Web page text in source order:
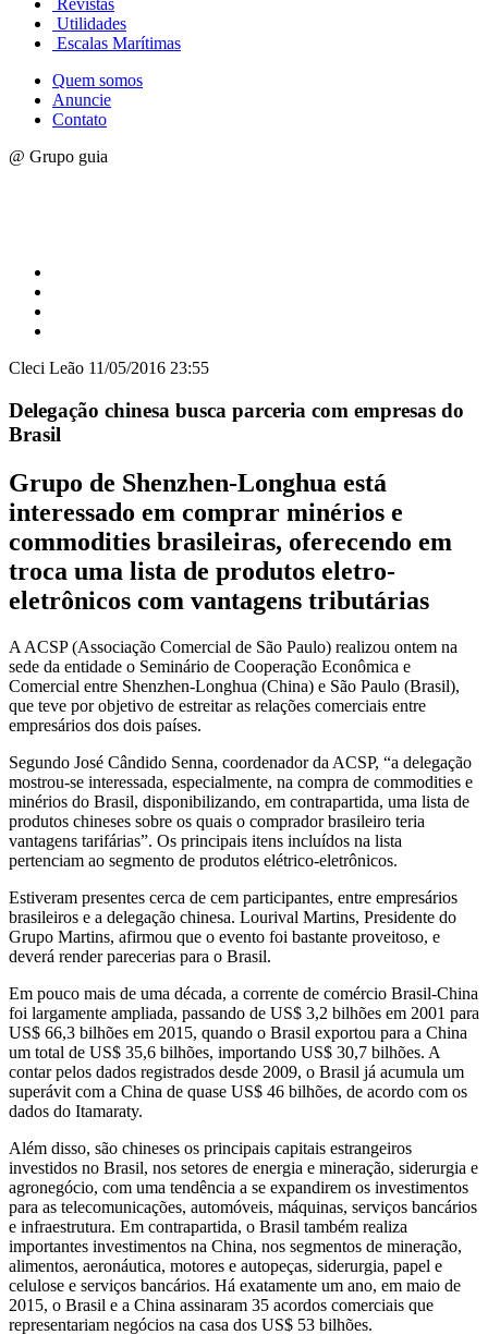
Revistas
Utilidades
Escalas Marítimas
Quem somos
Anuncie
Contato
@ Grupo guia
Cleci Leão 11/05/2016 23:55
Delegação chinesa busca parceria com empresas do
Brasil
Grupo de Shenzhen-Longhua está
interessado em comprar minérios e
commodities brasileiras, oferecendo em
troca uma lista de produtos eletro-
eletrônicos com vantagens tributárias
A ACSP (Associação Comercial de São Paulo) realizou ontem na
sede da entidade o Seminário de Cooperação Econômica e
Comercial entre Shenzhen-Longhua (China) e São Paulo (Brasil),
que teve por objetivo de estreitar as relações comerciais entre
empresários dos dois países.
Segundo José Cândido Senna, coordenador da ACSP, “a delegação
mostrou-se interessada, especialmente, na compra de commodities e
minérios do Brasil, disponibilizando, em contrapartida, uma lista de
produtos chineses sobre os quais o comprador brasileiro teria
vantagens tarifárias”. Os principais itens incluídos na lista
pertenciam ao segmento de produtos elétrico-eletrônicos.
Estiveram presentes cerca de cem participantes, entre empresários
brasileiros e a delegação chinesa. Lourival Martins, Presidente do
Grupo Martins, afirmou que o evento foi bastante proveitoso, e
deverá render parecerias para o Brasil.
Em pouco mais de uma década, a corrente de comércio Brasil-China
foi largamente ampliada, passando de US$ 3,2 bilhões em 2001 para
US$ 66,3 bilhões em 2015, quando o Brasil exportou para a China
um total de US$ 35,6 bilhões, importando US$ 30,7 bilhões. A
contar pelos dados registrados desde 2009, o Brasil já acumula um
superávit com a China de quase US$ 46 bilhões, de acordo com os
dados do Itamaraty.
Além disso, são chineses os principais capitais estrangeiros
investidos no Brasil, nos setores de energia e mineração, siderurgia e
agronegócio, com uma tendência a se expandirem os investimentos
para as telecomunicações, automóveis, máquinas, serviços bancários
e infraestrutura. Em contrapartida, o Brasil também realiza
importantes investimentos na China, nos segmentos de mineração,
alimentos, aeronáutica, motores e autopeças, siderurgia, papel e
celulose e serviços bancários. Há exatamente um ano, em maio de
2015, o Brasil e a China assinaram 35 acordos comerciais que
representariam negócios na casa dos US$ 53 bilhões.